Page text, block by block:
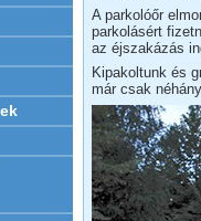
A parkolóőr
parkolásért
az éjszakázás
Kipakoltunk és
már csak